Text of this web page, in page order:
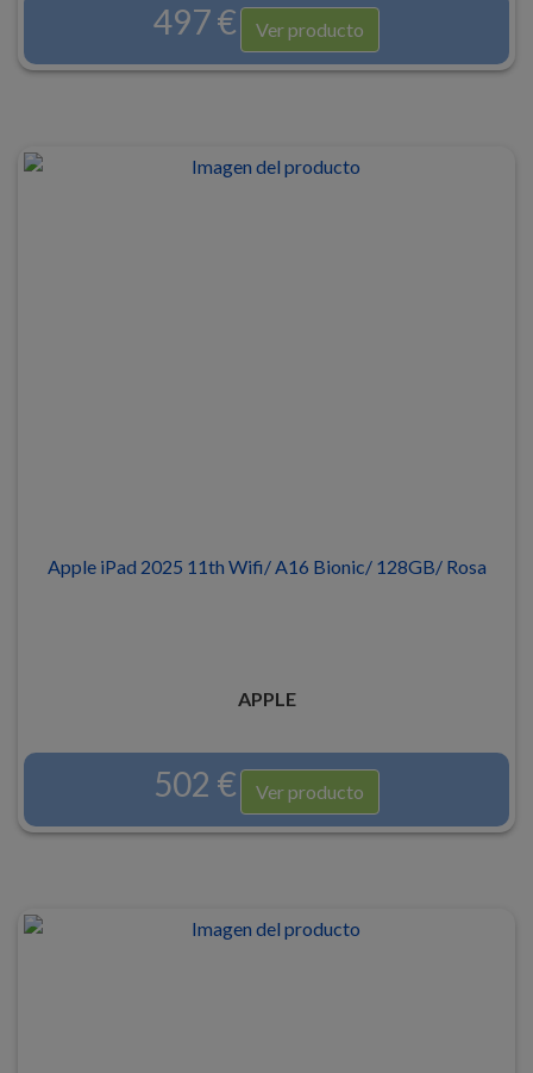
497 € Ver producto
Apple iPad 2025 11th Wifi/ A16 Bionic/ 128GB/ Rosa
APPLE
502 € Ver producto